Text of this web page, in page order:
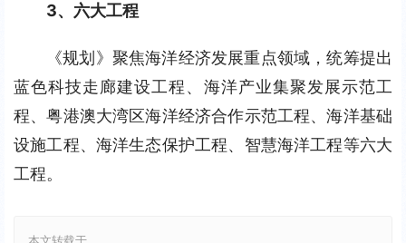
3、六大工程
《规划》聚焦海洋经济发展重点领域，统筹提出
蓝色科技走廊建设工程、海洋产业集聚发展示范工
程、粤港澳大湾区海洋经济合作示范工程、海洋基础
设施工程、海洋生态保护工程、智慧海洋工程等六大
工程。